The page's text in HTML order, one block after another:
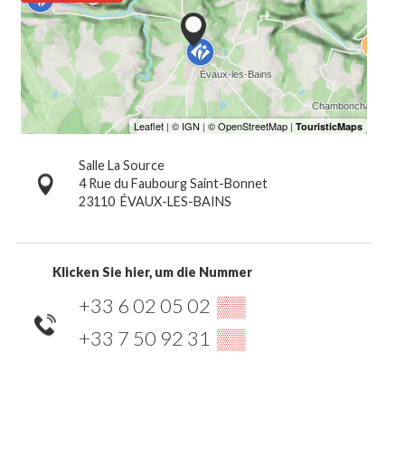
Salle La Source
4 Rue du Faubourg Saint-Bonnet
23110 ÉVAUX-LES-BAINS
Klicken Sie hier, um die Nummer
+33 6 02 05 02 ▒▒
+33 7 50 92 31 ▒▒